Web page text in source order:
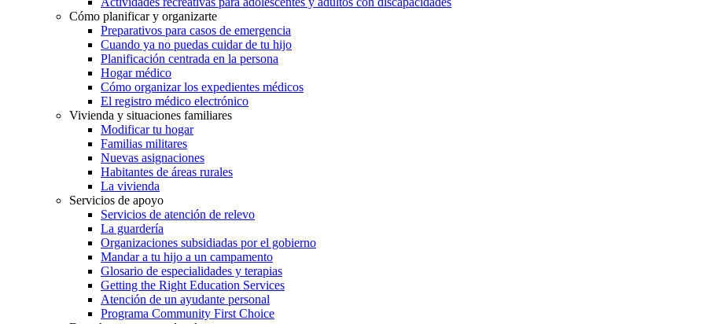
Cómo planificar y organizarte
Preparativos para casos de emergencia
Cuando ya no puedas cuidar de tu hijo
Planificación centrada en la persona
Hogar médico
Cómo organizar los expedientes médicos
El registro médico electrónico
Vivienda y situaciones familiares
Modificar tu hogar
Familias militares
Nuevas asignaciones
Habitantes de áreas rurales
La vivienda
Servicios de apoyo
Servicios de atención de relevo
La guardería
Organizaciones subsidiadas por el gobierno
Mandar a tu hijo a un campamento
Glosario de especialidades y terapias
Getting the Right Education Services
Atención de un ayudante personal
Programa Community First Choice